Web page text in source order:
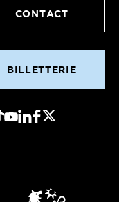
CONTACT
BILLETTERIE